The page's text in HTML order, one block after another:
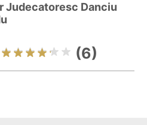
Judecatoresc Danciu
(6)